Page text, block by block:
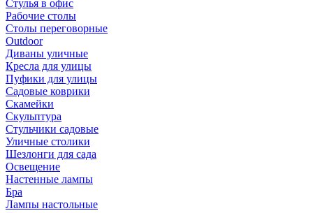
Стулья в офис
Рабочие столы
Столы переговорные
Outdoor
Диваны уличные
Кресла для улицы
Пуфики для улицы
Садовые коврики
Скамейки
Скульптура
Стульчики садовые
Уличные столики
Шезлонги для сада
Освещение
Hастенные лампы
Бра
Лампы настольные